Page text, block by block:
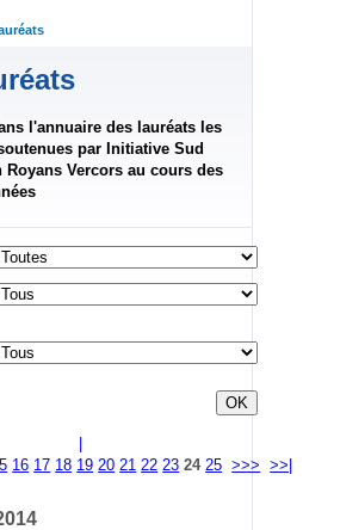
l'annuaire des lauréats les
par Initiative Sud
Royans Vercors au cours des
16 17 18 19 20 21 22 23 24 25 >>> >>|